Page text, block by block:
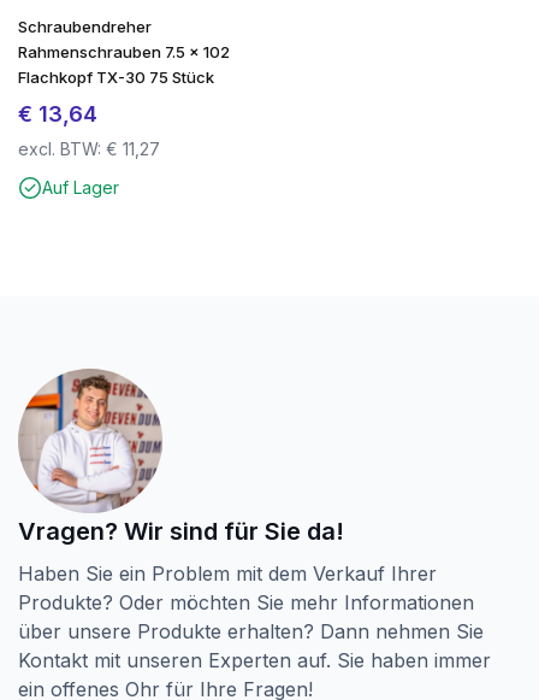
Schraubendreher
Rahmenschrauben 7.5 x 102
Flachkopf TX-30 75 Stück
€ 13,64
excl. BTW: € 11,27
Auf Lager
Vragen? Wir sind für Sie da!
Haben Sie ein Problem mit dem Verkauf Ihrer
Produkte? Oder möchten Sie mehr Informationen
über unsere Produkte erhalten? Dann nehmen Sie
Kontakt mit unseren Experten auf. Sie haben immer
ein offenes Ohr für Ihre Fragen!